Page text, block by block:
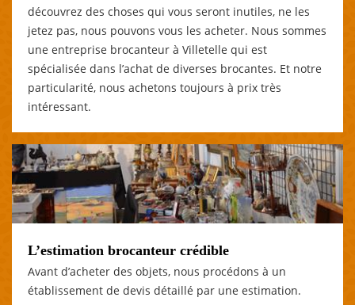
découvrez des choses qui vous seront inutiles, ne les
jetez pas, nous pouvons vous les acheter. Nous sommes
une entreprise brocanteur à Villetelle qui est
spécialisée dans l’achat de diverses brocantes. Et notre
particularité, nous achetons toujours à prix très
intéressant.
L’estimation brocanteur crédible
Avant d’acheter des objets, nous procédons à un
établissement de devis détaillé par une estimation.